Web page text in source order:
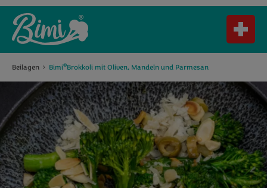
Beilagen Bimi®Brokkoli mit Oliven, Mandeln und Parmesan